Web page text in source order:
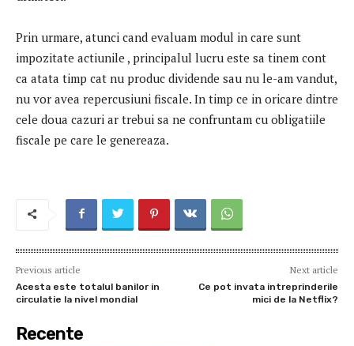
Prin urmare, atunci cand evaluam modul in care sunt
impozitate actiunile , principalul lucru este sa tinem cont
ca atata timp cat nu produc dividende sau nu le-am vandut,
nu vor avea repercusiuni fiscale. In timp ce in oricare dintre
cele doua cazuri ar trebui sa ne confruntam cu obligatiile
fiscale pe care le genereaza.
Previous article
Acesta este totalul banilor in
circulatie la nivel mondial
Next article
Ce pot invata intreprinderile
mici de la Netflix?
Recente